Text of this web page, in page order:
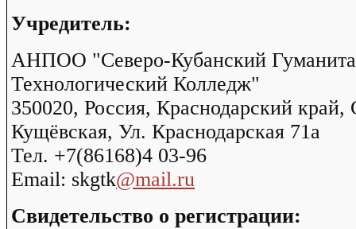
Учредитель:
АНПОО "Северо-Кубанский
Технологический Колледж"
350020, Россия, Краснодарский край,
Кущёвская, Ул. Краснодарская 71а
Тел. +7(86168)4 03-96
Email: skgtk@mail.ru
Свидетельство о регистрации: